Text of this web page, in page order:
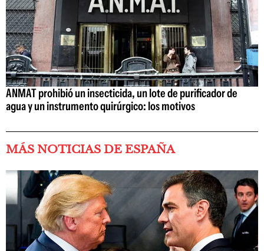
ANMAT prohibió un insecticida, un lote de purificador de
agua y un instrumento quirúrgico: los motivos
MÁS NOTICIAS DE ESPAÑA